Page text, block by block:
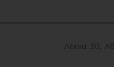
Λέκκα 30,